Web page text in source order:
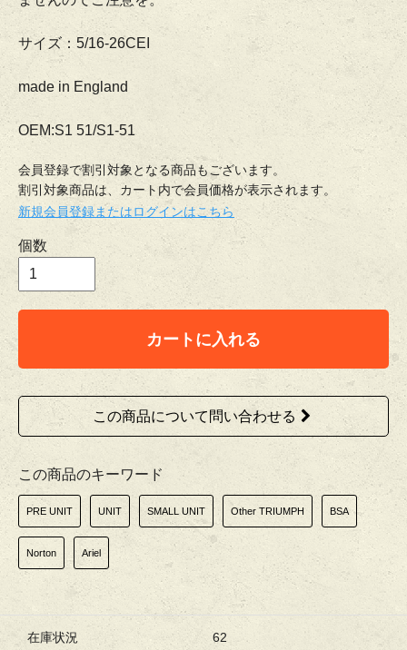
サイズ：5/16-26CEI
made in England
OEM:S1 51/S1-51
会員登録で割引対象となる商品もございます。
割引対象商品は、カート内で会員価格が表示されます。
新規会員登録またはログインはこちら
個数
カートに入れる
この商品について問い合わせる
この商品のキーワード
PRE UNIT UNIT SMALL UNIT Other TRIUMPH BSA
Norton Ariel
在庫状況 62